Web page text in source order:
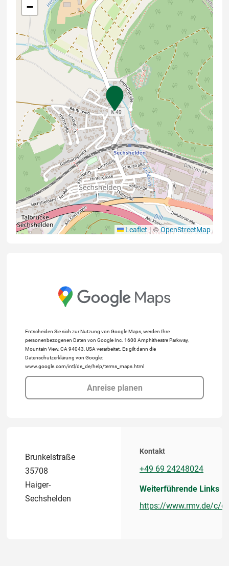
−
Leaflet |©OpenStreetMap
Entscheiden Sie sich zur Nutzung von Google Maps, werden Ihre
personenbezogenen Daten von Google Inc. 1600 Amphitheatre Parkway,
Mountain View, CA 94043, USA verarbeitet. Es gilt dann die
Datenschutzerklärung von Google:
www.google.com/intl/de_de/help/terms_maps.html
Anreise planen
Brunkelstraße
35708
Haiger-
Sechshelden
Kontakt
+49 69 24248024
Weiterführende Links
https://www.rmv.de/c/